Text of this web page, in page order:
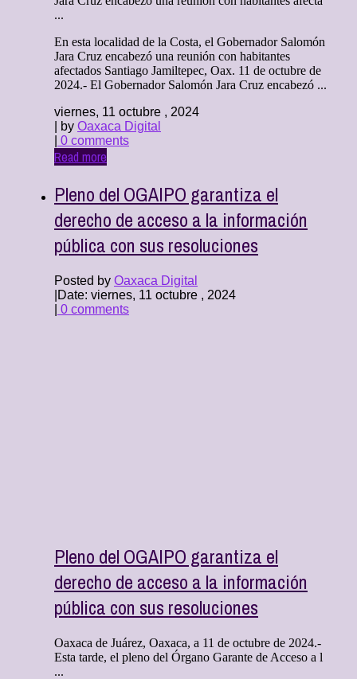
...
En esta localidad de la Costa, el Gobernador Salomón
Jara Cruz encabezó una reunión con habitantes
afectados Santiago Jamiltepec, Oax. 11 de octubre de
2024.- El Gobernador Salomón Jara Cruz encabezó ...
viernes, 11 octubre , 2024
| by Oaxaca Digital
0 comments
Read more
Pleno del OGAIPO garantiza el
derecho de acceso a la información
pública con sus resoluciones
Posted by Oaxaca Digital
Date: viernes, 11 octubre , 2024
0 comments
Pleno del OGAIPO garantiza el
derecho de acceso a la información
pública con sus resoluciones
Oaxaca de Juárez, Oaxaca, a 11 de octubre de 2024.-
Esta tarde, el pleno del Órgano Garante de Acceso a l
...